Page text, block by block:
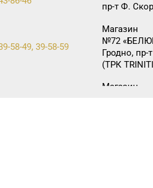
пр-т Ф.
58-49, 39-58-59
Магазин
№72
Гродно, пр-
(ТРК
Магазин